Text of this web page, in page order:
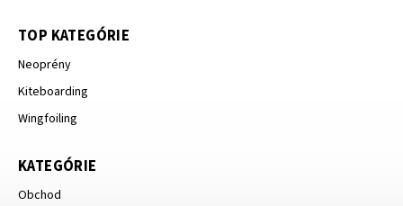
TOP KATEGÓRIE
Neoprény
Kiteboarding
Wingfoiling
KATEGÓRIE
Obchod